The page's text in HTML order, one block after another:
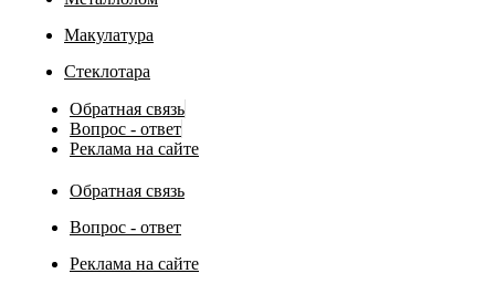
Макулатура
Стеклотара
Обратная связь
Вопрос - ответ
Реклама на сайте
Обратная связь
Вопрос - ответ
Реклама на сайте